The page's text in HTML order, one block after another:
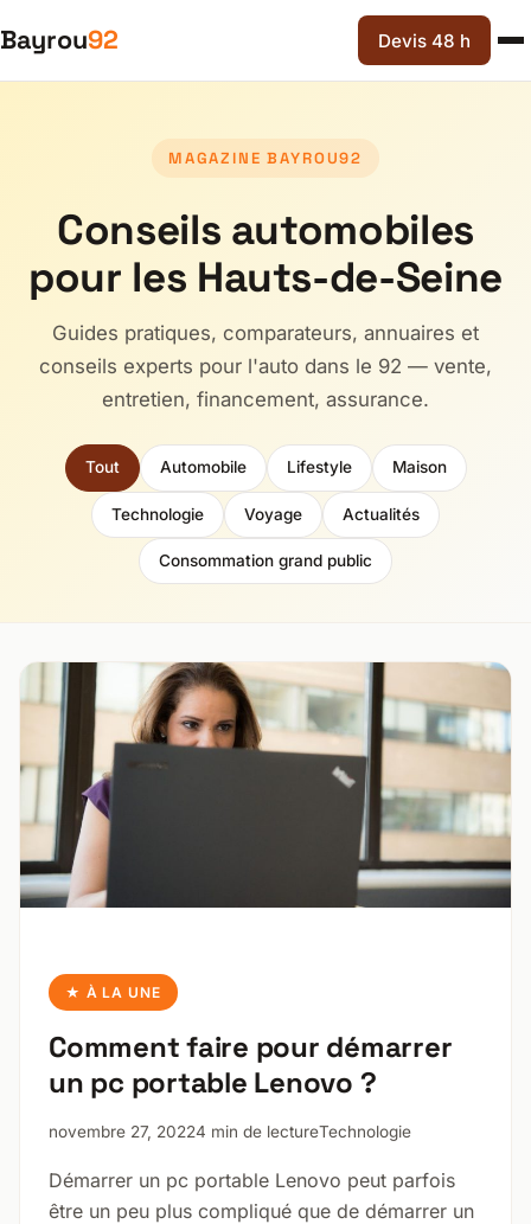
Bayrou92 Devis 48 h
MAGAZINE BAYROU92
Conseils automobiles
pour les Hauts-de-Seine
Guides pratiques, comparateurs, annuaires et
conseils experts pour l'auto dans le 92 — vente,
entretien, financement, assurance.
Tout Automobile Lifestyle Maison
Technologie Voyage Actualités
Consommation grand public
★ À LA UNE
Comment faire pour démarrer
un pc portable Lenovo ?
novembre 27, 20224 min de lectureTechnologie
Démarrer un pc portable Lenovo peut parfois
être un peu plus compliqué que de démarrer un